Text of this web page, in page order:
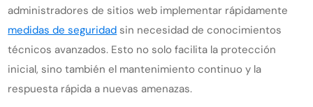
administradores de sitios web implementar rápidamente
medidas de seguridad sin necesidad de conocimientos
técnicos avanzados. Esto no solo facilita la protección
inicial, sino también el mantenimiento continuo y la
respuesta rápida a nuevas amenazas.